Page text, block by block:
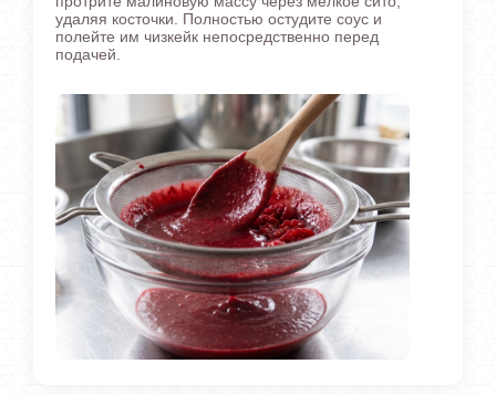
удаляя косточки. Полностью остудите соус и
полейте им чизкейк непосредственно перед
подачей.